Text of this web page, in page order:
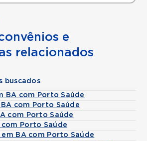
e
relacionados
buscados
BA com Porto Saúde
com Porto Saúde
com Porto Saúde
Porto Saúde
BA com Porto Saúde